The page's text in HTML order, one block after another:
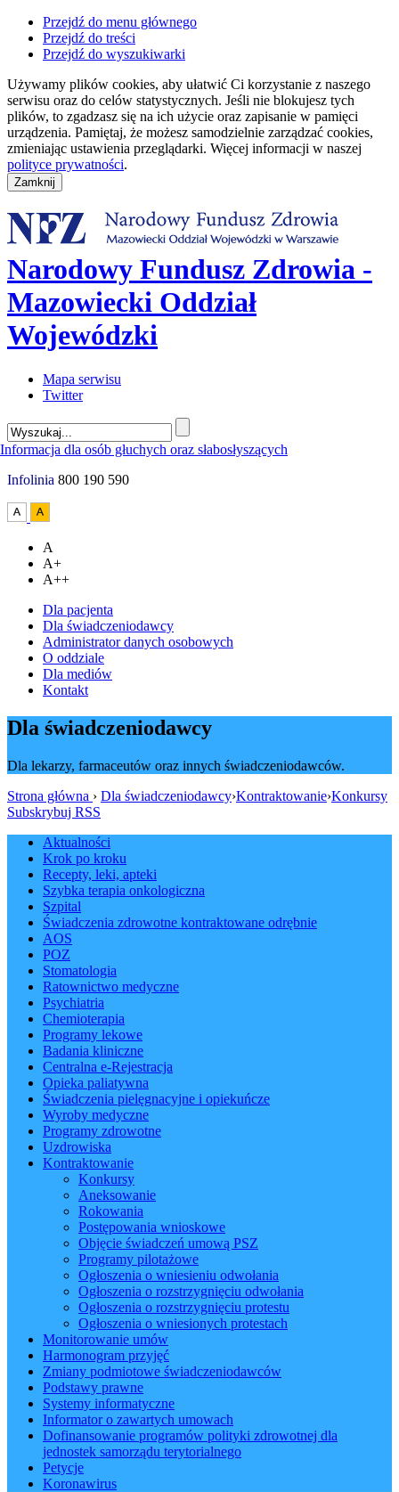
Przejdź do menu głównego
Przejdź do treści
Przejdź do wyszukiwarki
Używamy plików cookies, aby ułatwić Ci korzystanie z naszego
serwisu oraz do celów statystycznych. Jeśli nie blokujesz tych
plików, to zgadzasz się na ich użycie oraz zapisanie w pamięci
urządzenia. Pamiętaj, że możesz samodzielnie zarządzać cookies,
zmieniając ustawienia przeglądarki. Więcej informacji w naszej
polityce prywatności.
Narodowy Fundusz Zdrowia -
Mazowiecki Oddział
Wojewódzki
Mapa serwisu
Twitter
Infolinia 800 190 590
A
A+
A++
Dla pacjenta
Dla świadczeniodawcy
Administrator danych osobowych
O oddziale
Dla mediów
Kontakt
Dla świadczeniodawcy
Dla lekarzy, farmaceutów oraz innych świadczeniodawców.
Strona główna › Dla świadczeniodawcy›Kontraktowanie›Konkursy
Subskrybuj RSS
Aktualności
Krok po kroku
Recepty, leki, apteki
Szybka terapia onkologiczna
Szpital
Świadczenia zdrowotne kontraktowane odrębnie
AOS
POZ
Stomatologia
Ratownictwo medyczne
Psychiatria
Chemioterapia
Programy lekowe
Badania kliniczne
Centralna e-Rejestracja
Opieka paliatywna
Świadczenia pielęgnacyjne i opiekuńcze
Wyroby medyczne
Programy zdrowotne
Uzdrowiska
Kontraktowanie
Konkursy
Aneksowanie
Rokowania
Postępowania wnioskowe
Objęcie świadczeń umową PSZ
Programy pilotażowe
Ogłoszenia o wniesieniu odwołania
Ogłoszenia o rozstrzygnięciu odwołania
Ogłoszenia o rozstrzygnięciu protestu
Ogłoszenia o wniesionych protestach
Monitorowanie umów
Harmonogram przyjęć
Zmiany podmiotowe świadczeniodawców
Podstawy prawne
Systemy informatyczne
Informator o zawartych umowach
Dofinansowanie programów polityki zdrowotnej dla
jednostek samorządu terytorialnego
Petycje
Koronawirus